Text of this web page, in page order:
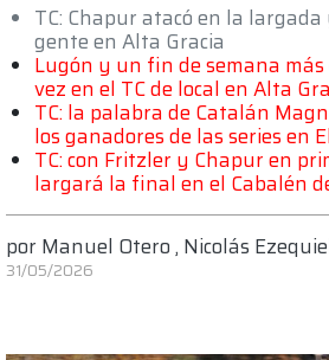
TC: Chapur atacó en la
gente en Alta Gracia
Lugón y un fin de semana más
vez en el TC de local en Alta
TC: la palabra de Catalán
los ganadores de las series en
TC: con Fritzler y Chapur en
largará la final en el Cabalén
por Manuel Otero, Nicolás
31/05/2026